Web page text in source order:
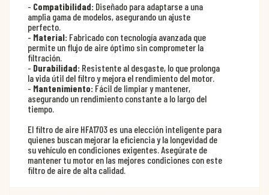
- Compatibilidad: Diseñado para adaptarse a una
amplia gama de modelos, asegurando un ajuste
perfecto.
- Material: Fabricado con tecnología avanzada que
permite un flujo de aire óptimo sin comprometer la
filtración.
- Durabilidad: Resistente al desgaste, lo que prolonga
la vida útil del filtro y mejora el rendimiento del motor.
- Mantenimiento: Fácil de limpiar y mantener,
asegurando un rendimiento constante a lo largo del
tiempo.
El filtro de aire HFA1703 es una elección inteligente para
quienes buscan mejorar la eficiencia y la longevidad de
su vehículo en condiciones exigentes. Asegúrate de
mantener tu motor en las mejores condiciones con este
filtro de aire de alta calidad.